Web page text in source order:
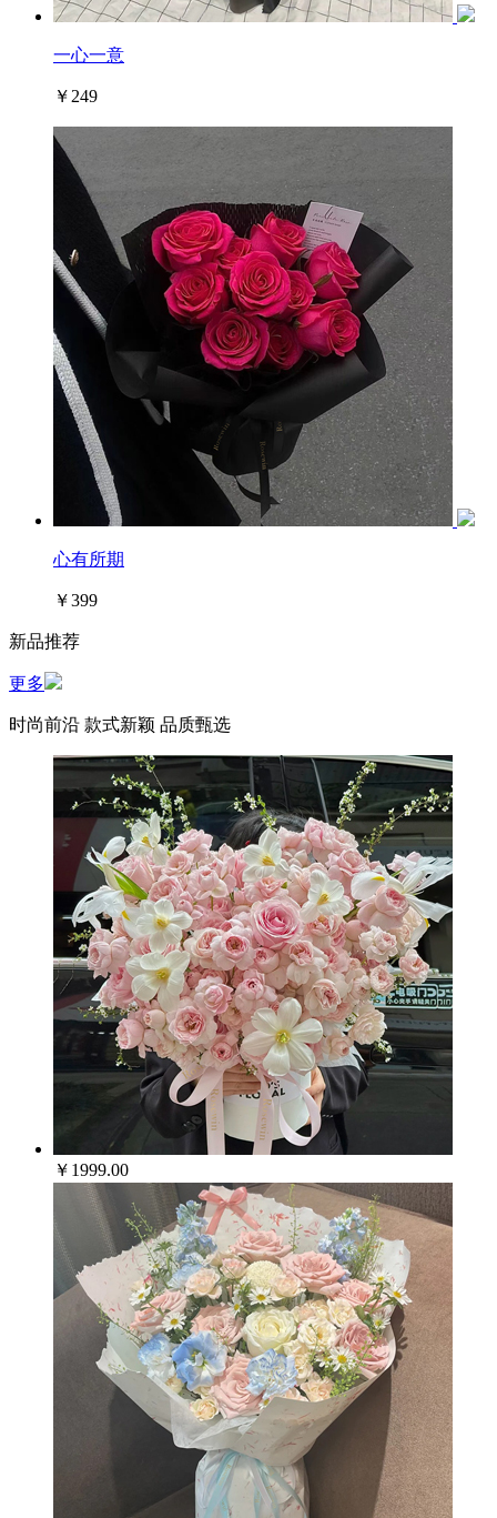
一心一意
￥249
心有所期
￥399
新品推荐
更多
时尚前沿 款式新颖 品质甄选
￥1999.00